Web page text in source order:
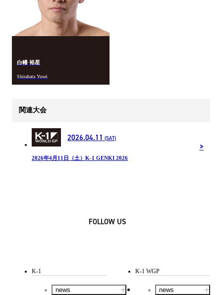
白幡 裕星
Shirahata Yusei
関連大会
2026.04.11 (SAT)
2026年4月11日（土）K-1 GENKI 2026
FOLLOW US
K-1
news
K-1 WGP
news